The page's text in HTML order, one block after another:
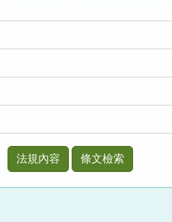
法規內容 條文檢索